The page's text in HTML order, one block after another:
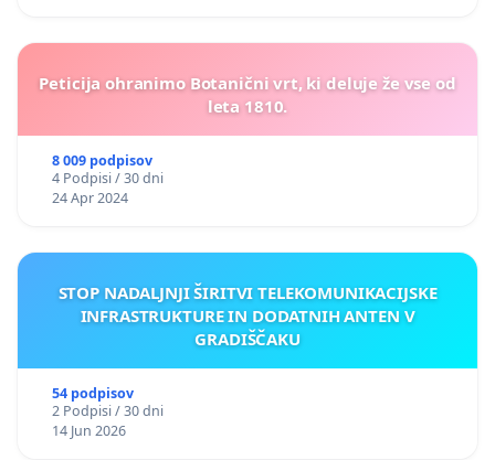
Peticija ohranimo Botanični vrt, ki deluje že vse od
leta 1810.
8 009 podpisov
4 Podpisi / 30 dni
24 Apr 2024
STOP NADALJNJI ŠIRITVI TELEKOMUNIKACIJSKE
INFRASTRUKTURE IN DODATNIH ANTEN V
GRADIŠČAKU
54 podpisov
2 Podpisi / 30 dni
14 Jun 2026